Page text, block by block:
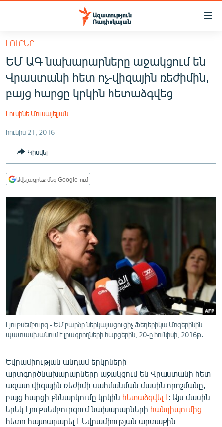
Մատչելիության
հիմնական
բովանդակությանը
Անցնել
հիմնական
մենյուին
ՔԱՂԱՔԱԿԱՆ
ՏՆՏԵՍՈՒԹՅՈՒՆ
ՂԱՐԱԲԱՂ
ՏԱՐԱԾԱՇՐՋԱՆ
ՄԻՋԱԶԳԱՅԻՆ
ՄՇԱԿՈՒՅԹ
ՍՊՈՐՏ
ՄԵԿՆԱԲԱՆՈՒԹՅՈՒՆ
ՏՏ ԵՒ ԻՆՏԵՐՆԵՏ
ԱՐԽԻՎ
ԲԱՆԱՎԵՃ
ՁԳՏԵԼՈՎ ԼԱՎԱԳՈՒՅՆԻՆ
ՓՈԴՔԱՍԹ
ԼՈՒՐԵՐ
ԵՄ ԱԳ նախարարները աջակցում են
Վրաստանի հետ ոչ-վիզային ռեժիմին,
բայց հարցը կրկին հետաձգվեց
Լուսինե Մուսայելյան
հունիս 21, 2016
Կիսվել
Ավելացրեք մեզ Google-ում
Լյուքսեմբուրգ - ԵՄ բարձր ներկայացուցիչ Ֆեդերիկա Մոգերինին
պատասխանում է լրագրողների հարցերին, 20-ը հունիսի, 2016թ․
Եվրամիության անդամ երկրների
արտգործնախարարները աջակցում են Վրաստանի հետ
ազատ վիզային ռեժիմի սահմանման մասին որոշմանը,
բայց հարցի քննարկումը կրկին հետաձգվել է: Այս մասին
երեկ Լյուքսեմբուրգում նախարարների հանդիպումից
հետո հայտարարել է Եվրամիության արտաքին